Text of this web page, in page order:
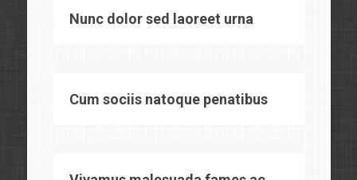
Nunc dolor sed laoreet urna
Cum sociis natoque penatibus